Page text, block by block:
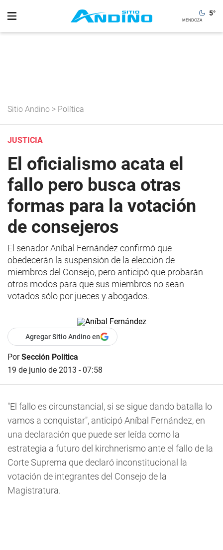
5°
Sitio Andino > Política
JUSTICIA
El oficialismo acata el
fallo pero busca otras
formas para la votación
de consejeros
El senador Aníbal Fernández confirmó que
obedecerán la suspensión de la elección de
miembros del Consejo, pero anticipó que probarán
otros modos para que sus miembros no sean
votados sólo por jueces y abogados.
Agregar Sitio Andino en
PorSección Política
19 de junio de 2013 - 07:58
"El fallo es circunstancial, si se sigue dando batalla lo
vamos a conquistar", anticipó Aníbal Fernández, en
una declaración que puede ser leída como la
estrategia a futuro del kirchnerismo ante el fallo de la
Corte Suprema que declaró inconstitucional la
votación de integrantes del Consejo de la
Magistratura.